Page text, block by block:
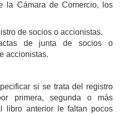
la Cámara de Comercio, los
de socios o accionistas.
de junta de socios o
accionistas.
si se trata del registro
primera, segunda o más
libro anterior le faltan pocos